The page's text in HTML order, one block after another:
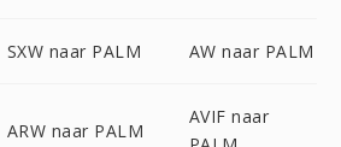
SXW naar PALM AW naar PALM
ARW naar PALM
AVIF naar